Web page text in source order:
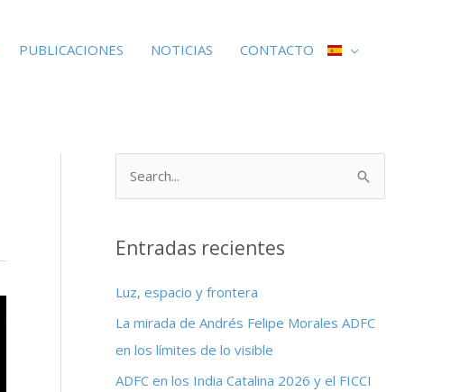
PUBLICACIONES NOTICIAS CONTACTO
c
r
p
o
r
Entradas recientes
Luz, espacio y frontera
La mirada de Andrés Felipe Morales ADFC
en los límites de lo visible
ADFC en los India Catalina 2026 y el FICCI